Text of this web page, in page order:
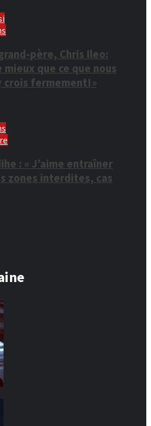
père, Chris Ileo:
mieux que ce que nous
crois fermement!»
: « J’aime entraîner
zones interdites, cas